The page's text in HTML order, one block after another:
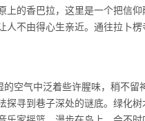
上的香巴拉，这里是一个把信
人不由得心生亲近。通往拉卜
空气中泛着些许腥味，稍不
探寻到巷子深处的谜底。绿化